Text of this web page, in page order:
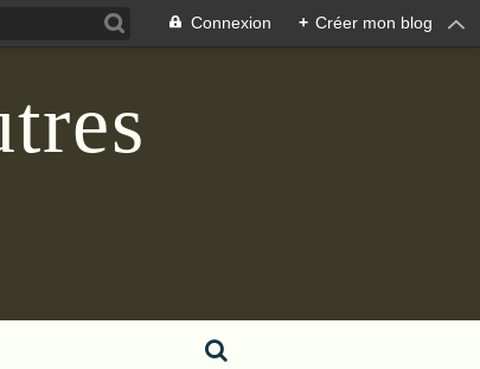
Connexion + Créer mon blog